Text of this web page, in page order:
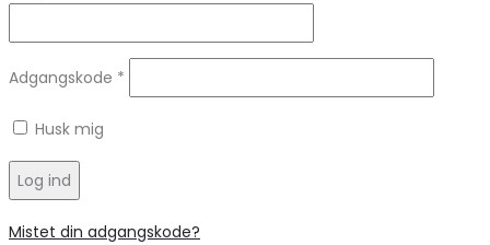
Adgangskode *
Husk mig
Log ind
Mistet din adgangskode?